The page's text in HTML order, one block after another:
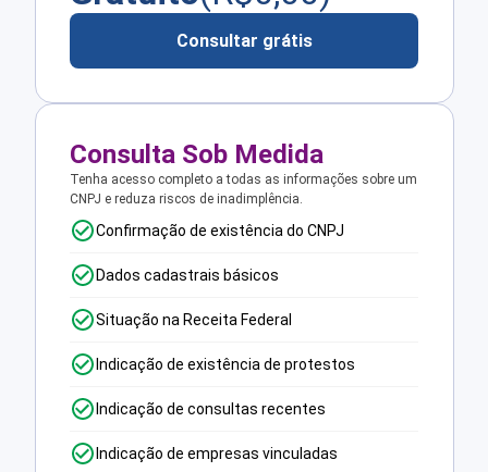
Consultar grátis
Consulta Sob Medida
Tenha acesso completo a todas as informações sobre um
CNPJ e reduza riscos de inadimplência.
Confirmação de existência do CNPJ
Dados cadastrais básicos
Situação na Receita Federal
Indicação de existência de protestos
Indicação de consultas recentes
Indicação de empresas vinculadas